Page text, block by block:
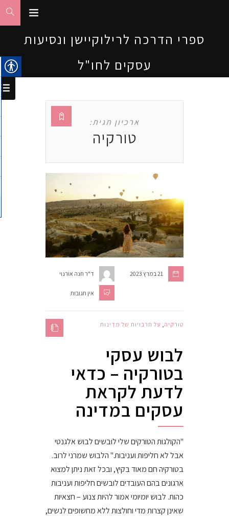
ספרי הדרכה לרילוקיישן ונסיעות
עסקים לחו"ל
ארכיון תגית:
טורקיה
ד"ר חנה אורנוי 21 במרץ 2023
אין תגובות
טורקיה על תרבויות של מדינות
לבוש עסקי
בטורקיה – כדאי
לדעת לקראת
עסקים במדינה
"הקולגות הטורקים שלי לובשים לבוש אלגנטי
אבל לא חליפות ועניבות." הלבוש שמרני לרוב.
בטורקיה חם מאוד בקיץ, ובכל זאת ניתן למצוא
ארגונים בהם העובדים לובשים חליפות ועניבות
כהות. לבוש יומיומי אמור להיות צנוע – חצאיות
שאינן קצרות מדי וחולצות ללא מחשופים לנשים,